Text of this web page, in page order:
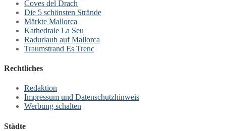
Coves del Drach
Die 5 schönsten Strände
Märkte Mallorca
Kathedrale La Seu
Radurlaub auf Mallorca
Traumstrand Es Trenc
Rechtliches
Redaktion
Impressum und Datenschutzhinweis
Werbung schalten
Städte